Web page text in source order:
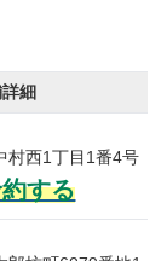
詳細
村西1丁目1番4号
する